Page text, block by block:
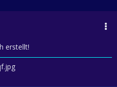
erstellt!